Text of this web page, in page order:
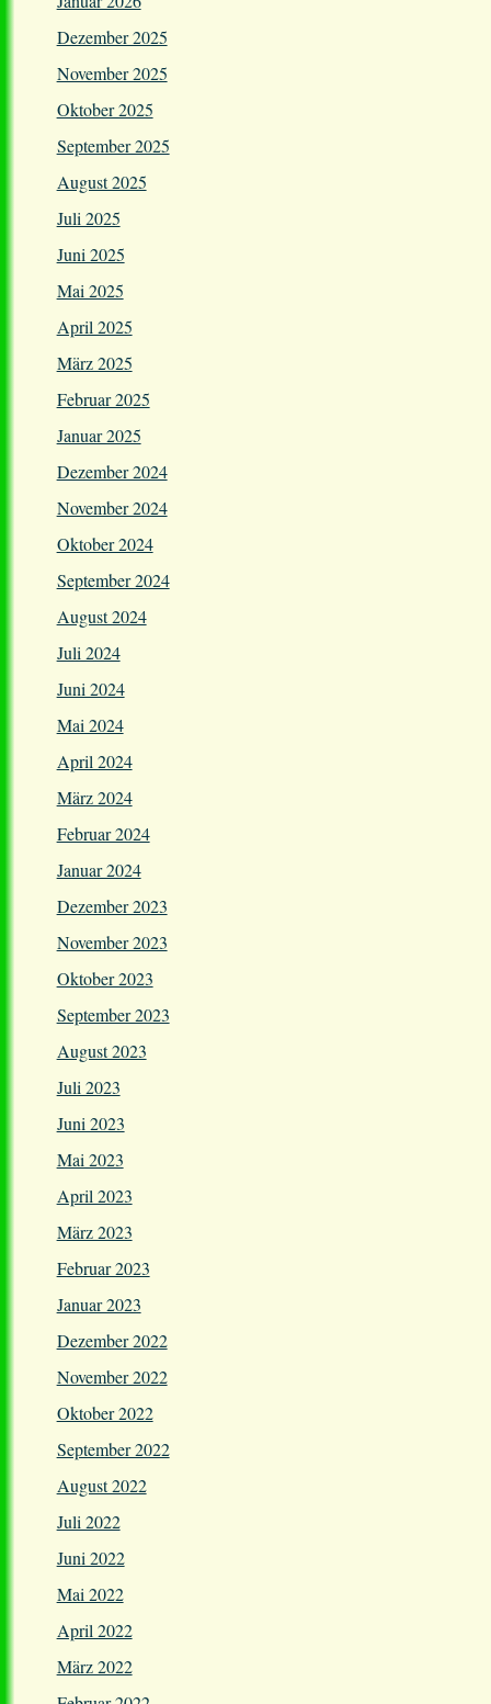
Dezember 2025
November 2025
Oktober 2025
September 2025
August 2025
Juli 2025
Juni 2025
Mai 2025
April 2025
März 2025
Februar 2025
Januar 2025
Dezember 2024
November 2024
Oktober 2024
September 2024
August 2024
Juli 2024
Juni 2024
Mai 2024
April 2024
März 2024
Februar 2024
Januar 2024
Dezember 2023
November 2023
Oktober 2023
September 2023
August 2023
Juli 2023
Juni 2023
Mai 2023
April 2023
März 2023
Februar 2023
Januar 2023
Dezember 2022
November 2022
Oktober 2022
September 2022
August 2022
Juli 2022
Juni 2022
Mai 2022
April 2022
März 2022